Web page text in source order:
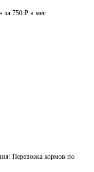
за 750 ₽ в мес
Перевозка кормов по